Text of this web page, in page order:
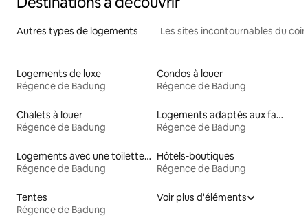
Autres types de logements Les sites incontournables du coin
Logements de luxe
Régence de Badung
Condos à louer
Régence de Badung
Chalets à louer
Régence de Badung
Logements adaptés aux familles à louer
Régence de Badung
Logements avec une toilette à une hauteur accessible
Régence de Badung
Hôtels-boutiques
Régence de Badung
Tentes
Régence de Badung
Voir plus d'éléments